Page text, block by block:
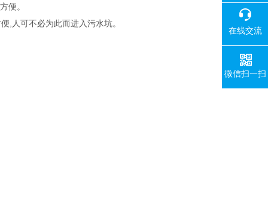
便。
,人可不必为此而进入污水坑。
在线交流
微信扫一扫